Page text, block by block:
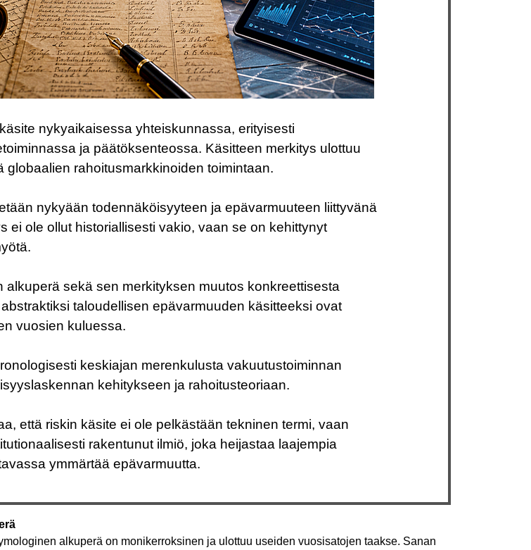
nykyaikaisessa yhteiskunnassa, erityisesti
ja päätöksenteossa. Käsitteen merkitys ulottuu
globaalien rahoitusmarkkinoiden toimintaan.
nykyään todennäköisyyteen ja epävarmuuteen liittyvänä
ei ole ollut historiallisesti vakio, vaan se on kehittynyt
alkuperä sekä sen merkityksen muutos konkreettisesta
taloudellisen epävarmuuden käsitteeksi ovat
vuosien kuluessa.
keskiajan merenkulusta vakuutustoiminnan
kehitykseen ja rahoitusteoriaan.
että riskin käsite ei ole pelkästään tekninen termi, vaan
rakentunut ilmiö, joka heijastaa laajempia
ymmärtää epävarmuutta.
alkuperä on monikerroksinen ja ulottuu useiden vuosisatojen taakse. Sanan